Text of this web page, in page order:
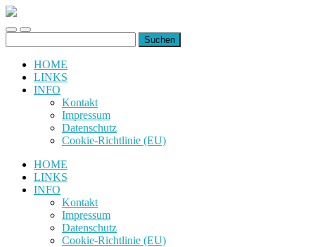
uiuiuiuiuiuiui.de
Toggle
mobile
Toggle
search
nach:
HOME
LINKS
INFO
Kontakt
Impressum
Datenschutz
Cookie-Richtlinie (EU)
HOME
LINKS
INFO
Kontakt
Impressum
Datenschutz
Cookie-Richtlinie (EU)